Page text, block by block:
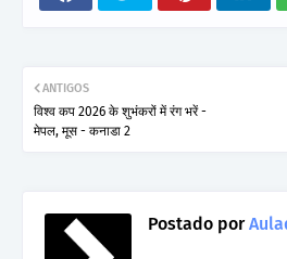
ANTIGOS
विश्व कप 2026 के शुभंकरों में रंग भरें -
मेपल, मूस - कनाडा 2
Postado por